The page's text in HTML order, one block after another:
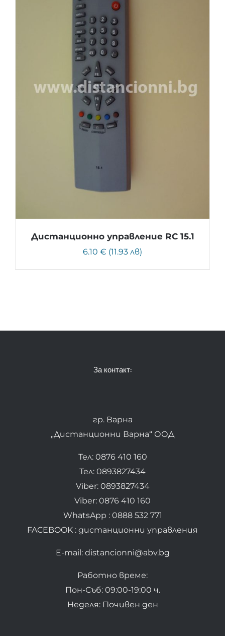
Дистанционно управление RC 15.1
6.10 € (11.93 лв)
За контакт:
гр. Варна
„Дистанционни Варна“ ООД
Тел: 0876 410 160
Тел: 0893827434
Viber: 0893827434
Viber: 0876 410 160
WhatsApp : 0888 532 771
FACEBOOK : дистанционни управления
E-mail: distancionni@abv.bg
Работно време:
Пон-Съб: 09:00-19:00 ч.
Неделя: Почивен ден